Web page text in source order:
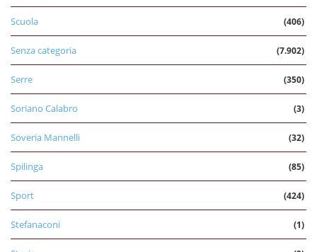
Scuola (406)
Senza categoria (7.902)
Serre (350)
Soriano Calabro (3)
Soveria Mannelli (32)
Spilinga (85)
Sport (424)
Stefanaconi (1)